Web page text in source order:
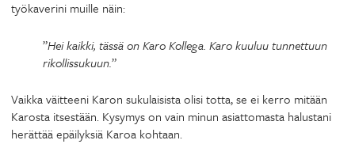
työkaverini muille näin:
”Hei kaikki, tässä on Karo Kollega. Karo kuuluu tunnettuun
rikollissukuun.”
Vaikka väitteeni Karon sukulaisista olisi totta, se ei kerro mitään
Karosta itsestään. Kysymys on vain minun asiattomasta halustani
herättää epäilyksiä Karoa kohtaan.